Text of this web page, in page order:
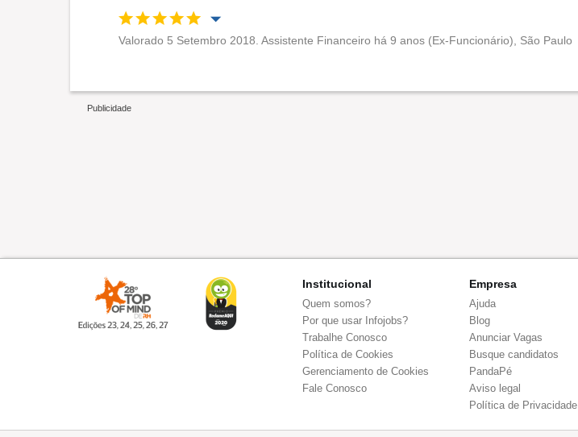
Ambiente de trabalho Benefícios
Valorado 5 Setembro 2018. Assistente Financeiro há 9 anos (Ex-Funcionário), São Paulo
Institucional
Quem somos?
Por que usar Infojobs?
Trabalhe Conosco
Política de Cookies
Gerenciamento de Cookies
Fale Conosco
Empresa
Ajuda
Blog
Anunciar Vagas
Busque candidatos
PandaPé
Aviso legal
Política de Privacidade